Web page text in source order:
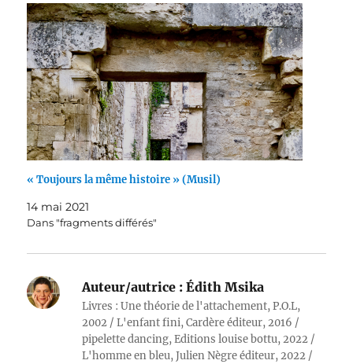
« Toujours la même histoire » (Musil)
14 mai 2021
Dans "fragments différés"
Auteur/autrice : Édith Msika
Livres : Une théorie de l'attachement, P.O.L,
2002 / L'enfant fini, Cardère éditeur, 2016 /
pipelette dancing, Editions louise bottu, 2022 /
L'homme en bleu, Julien Nègre éditeur, 2022 /